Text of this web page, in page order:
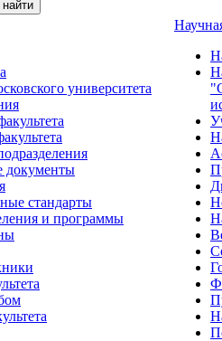
университета
документы
стандарты
и программы